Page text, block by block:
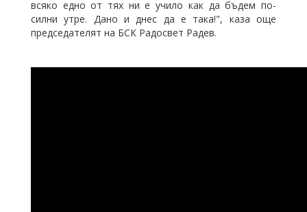
всяко едно от тях ни е учило как да бъдем по-
силни утре. Дано и днес да е така!", каза още
председателят на БСК Радосвет Радев.